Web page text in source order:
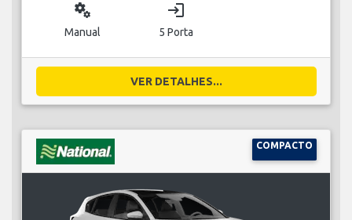
miscellaneous_services
Manual
login
5 Porta
VER DETALHES...
COMPACTO